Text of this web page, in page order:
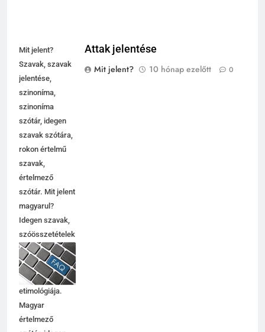
Mit jelent?
Szavak, szavak
jelentése,
szinoníma,
szinoníma
szótár, idegen
szavak szótára,
rokon értelmű
szavak,
értelmező
szótár. Mit jelent
magyarul?
Idegen szavak,
szóösszetételek
jelentése,
magyarázata,
használata,
etimológiája.
Magyar
értelmező
Attak jelentése
Mit jelent?
10 hónap ezelőtt 0
5
6
7